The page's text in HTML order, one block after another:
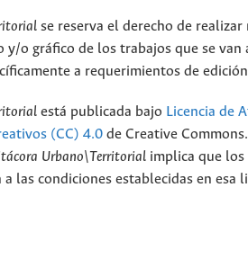
se reserva el derecho de realizar
y/o gráfico de los trabajos que se van
a requerimientos de
está publicada bajo Licencia de
(CC) 4.0 de Creative
Urbano\Territorial implica que los
las condiciones establecidas en esa